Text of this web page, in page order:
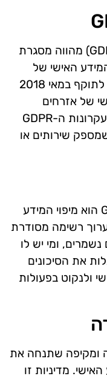
רגולציית הגנת המידע הכללית (GDPR) מהווה מסגרת
האישי של
אזרחי האיחוד האירופי. היא נכנסה לתוקף במאי 2018
של אזרחים
אירופיים לעמוד בדרישותיה. הבנת עקרונות ה-GDPR
שירותים או
שלב חשוב בעמידה בדרישות GDPR הוא מיפוי המידע
רשימה מסודרת
ומי יש לו
את הסיכונים
ולנקוט בפעולות
ומקיפה שתנחה את
מדיניות זו